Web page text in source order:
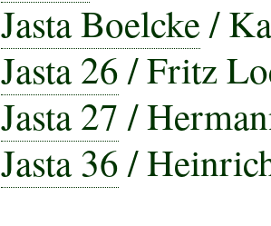
Jasta Boelcke/
Jasta 26/ Fritz
Jasta 27 /
Jasta 36/